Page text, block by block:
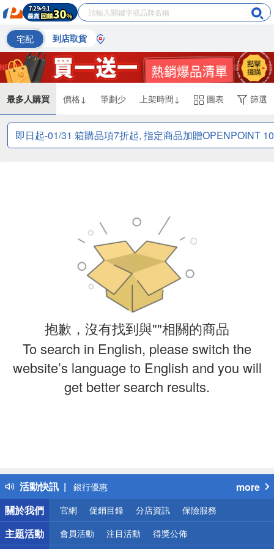
宅配 到店取貨
最多人購買 價格↓ 筆劃少 上架時間↓ 圖表 篩選
即日起-01/31 箱購品項7折起, 指定商品加贈OPENPOINT
抱歉，沒有找到與""相關的商品
To search in English, please switch the
website’s language to English and you will
get better search results.
活動快訊
熱門話題
銀行優惠
偏遠地區配送
詐騙網頁！請小心！
more
關於我們
官網 促銷目錄 分店資訊 保險服務
主題活動 會員活動 注目活動 得獎公佈